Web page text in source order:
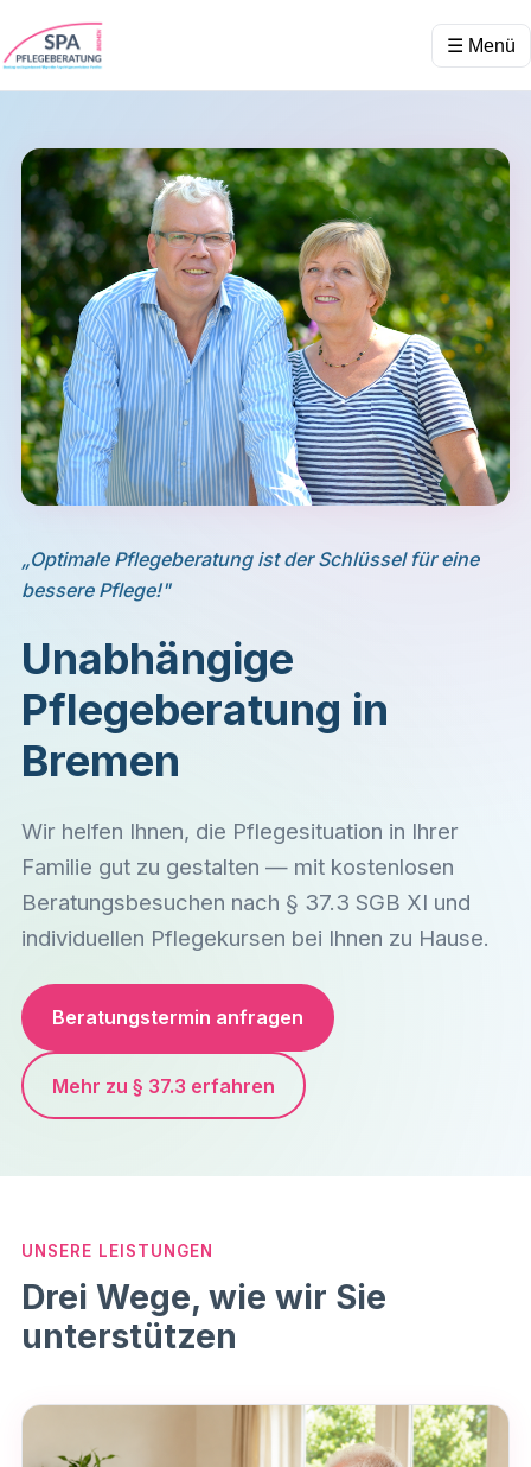
☰ Menü
„Optimale Pflegeberatung ist der Schlüssel für eine
bessere Pflege!"
Unabhängige
Pflegeberatung in
Bremen
Wir helfen Ihnen, die Pflegesituation in Ihrer
Familie gut zu gestalten — mit kostenlosen
Beratungsbesuchen nach § 37.3 SGB XI und
individuellen Pflegekursen bei Ihnen zu Hause.
Beratungstermin anfragen
Mehr zu § 37.3 erfahren
UNSERE LEISTUNGEN
Drei Wege, wie wir Sie
unterstützen